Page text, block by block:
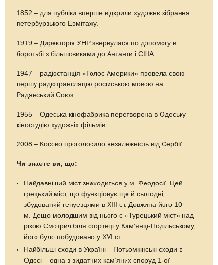
1852 – для публіки вперше відкрили художнє зібрання
петербурзького Ермітажу.
1919 – Директорія УНР звернулася по допомогу в
боротьбі з більшовиками до Антанти і США.
1947 – радіостанція «Голос Америки» провела свою
першу радіотрансляцію російською мовою на
Радянський Союз.
1955 – Одеська кінофабрика перетворена в Одеську
кіностудію художніх фільмів.
2008 – Косово проголосило незалежність від Сербії.
Чи знаєте ви, що:
Найдавніший міст знаходиться у м. Феодосії. Цей
грецький міст, що функціонує ще й сьогодні,
збудований генуезцями в XIII ст. Довжина його 10
м. Дещо молодшим від нього є «Турецький міст» над
рікою Смотрич біля фортеці у Кам’янці-Подільському,
його було побудовано у XVI ст.
Найбільші сходи в Україні – Потьомкінські сходи в
Одесі – одна з видатних кам’яних споруд 1-ої